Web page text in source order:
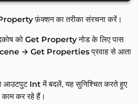
फ़ंक्शन का तरीका संरचना करें।
को Get Propertyनोड के लिए पास
→ Get Propertiesप्रवाह से आता
आउटपुट Intमें बदलें, यह सुनिश्चित करते हुए
काम कर रहे हैं।